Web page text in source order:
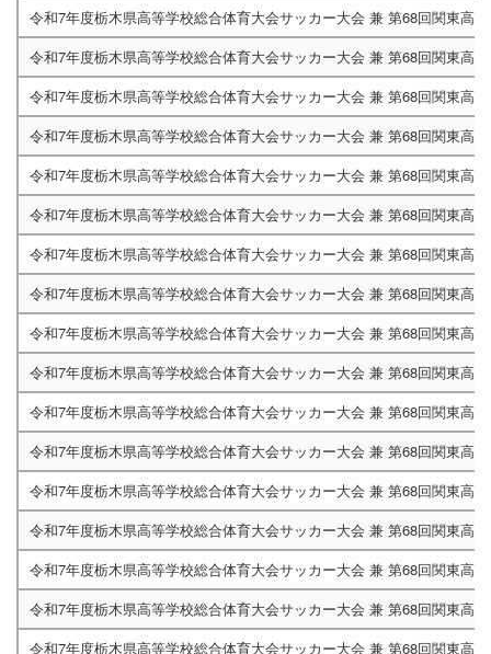
5/04A
13:30
令和7年度栃木県高等学校総合体育大会サッカー大会 兼 第68回関東高
令和7年度栃木県高等学校総合体育大会サッカー大会 兼 第68回関東高
令和7年度栃木県高等学校総合体育大会サッカー大会 兼 第68回関東高
令和7年度栃木県高等学校総合体育大会サッカー大会 兼 第68回関東高
令和7年度栃木県高等学校総合体育大会サッカー大会 兼 第68回関東高
令和7年度栃木県高等学校総合体育大会サッカー大会 兼 第68回関東高
令和7年度栃木県高等学校総合体育大会サッカー大会 兼 第68回関東高
令和7年度栃木県高等学校総合体育大会サッカー大会 兼 第68回関東高
令和7年度栃木県高等学校総合体育大会サッカー大会 兼 第68回関東高
令和7年度栃木県高等学校総合体育大会サッカー大会 兼 第68回関東高
令和7年度栃木県高等学校総合体育大会サッカー大会 兼 第68回関東高
令和7年度栃木県高等学校総合体育大会サッカー大会 兼 第68回関東高
令和7年度栃木県高等学校総合体育大会サッカー大会 兼 第68回関東高
令和7年度栃木県高等学校総合体育大会サッカー大会 兼 第68回関東高
令和7年度栃木県高等学校総合体育大会サッカー大会 兼 第68回関東高
令和7年度栃木県高等学校総合体育大会サッカー大会 兼 第68回関東高
令和7年度栃木県高等学校総合体育大会サッカー大会 兼 第68回関東高